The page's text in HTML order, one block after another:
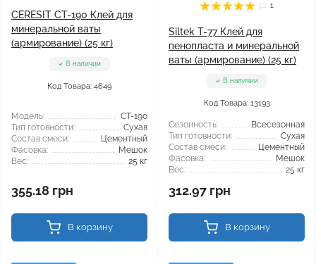
CERESIT CT-190 Клей для
минеральной ваты
(армирование) (25 кг)
В наличии
Код Товара: 4649
Модель:
CT-190
Тип готовности:
Сухая
Состав смеси:
Цементный
Фасовка:
Мешок
Вес:
25 кг
355.18 грн
В корзину
1
Siltek Т-77 Клей для
пенопласта и минеральной
ваты (армирование) (25 кг)
В наличии
Код Товара: 13193
Сезонность:
Всесезонная
Тип готовности:
Сухая
Состав смеси:
Цементный
Фасовка:
Мешок
Вес:
25 кг
312.97 грн
В корзину